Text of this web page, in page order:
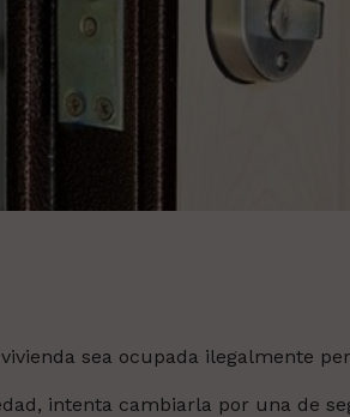
sea ocupada ilegalmente
intenta cambiarla por una de